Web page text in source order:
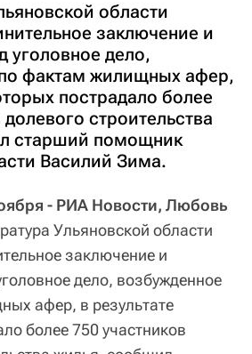
области
заключение и
уголовное дело,
фактам жилищных афер,
пострадало более
строительства
старший помощник
Василий Зима.
- РИА Новости, Любовь
Ульяновской области
заключение и
дело, возбужденное
афер, в результате
более 750 участников